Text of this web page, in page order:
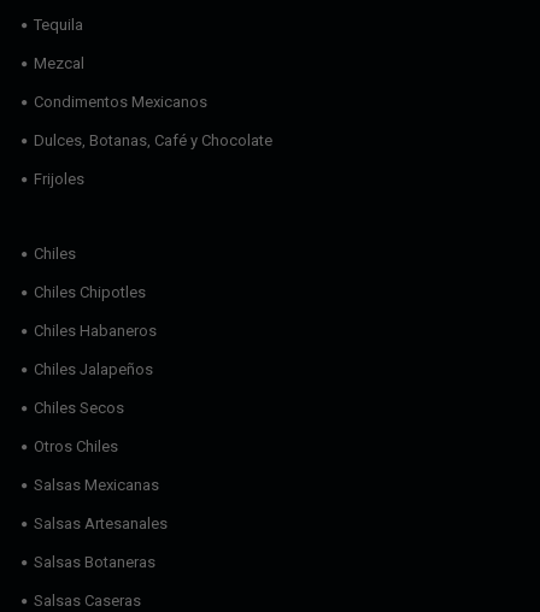
Tequila
Mezcal
Condimentos Mexicanos
Dulces, Botanas, Café y Chocolate
Frijoles
Chiles
Chiles Chipotles
Chiles Habaneros
Chiles Jalapeños
Chiles Secos
Otros Chiles
Salsas Mexicanas
Salsas Artesanales
Salsas Botaneras
Salsas Caseras